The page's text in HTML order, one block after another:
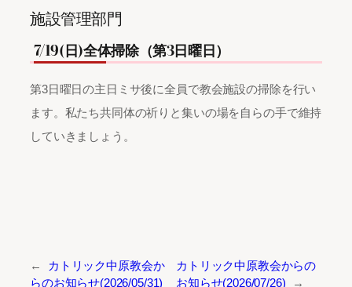
施設管理部門
7/19(日)全体掃除（第3日曜日）
第3日曜日の主日ミサ後に全員で教会施設の掃除を行い
ます。私たち共同体の祈りと集いの場を自らの手で維持
していきましょう。
←
カトリック中原教会か
らのお知らせ(2026/05/31)
カトリック中原教会からの
お知らせ(2026/07/26)
→